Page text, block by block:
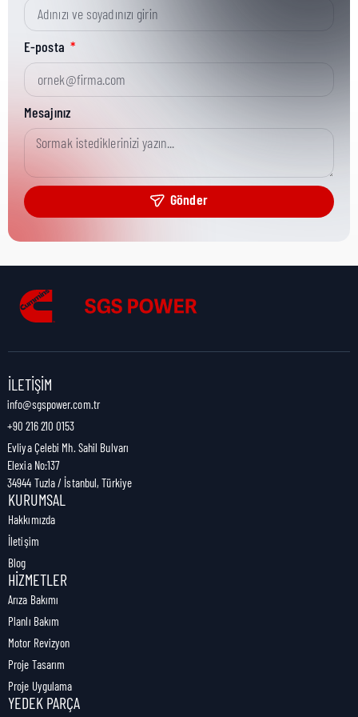
Kısa Parça No:
Ürün Grubu:
Ürün Kategorisi:
Nakliye Yüksekliği:
Nakliye Uzunluğu:
Nakliye Ağırlığı:
E-posta
Mesajınız
Gönder
İLETIŞIM
info@sgspower.com.tr
+90 216 210 0153
Evliya Çelebi Mh. Sahil Bulvarı
Elexia No:137
34944 Tuzla / İstanbul, Türkiye
KURUMSAL
Hakkımızda
İletişim
Blog
HIZMETLER
Arıza Bakımı
Planlı Bakım
Motor Revizyon
Proje Tasarım
Proje Uygulama
YEDEK PARÇA